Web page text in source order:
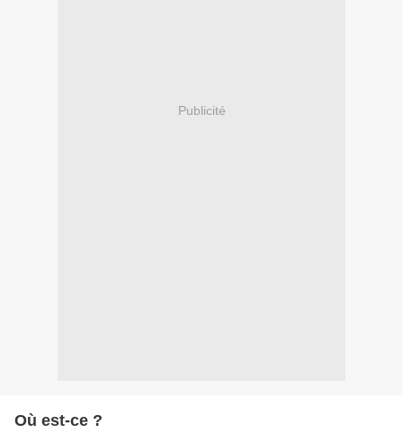
Publicité
Où est-ce ?